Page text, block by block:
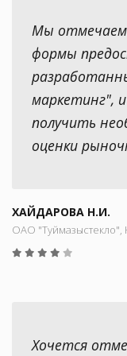
Мы отмечаем
формы
маркетинг",
получить
оценки
ХАЙДАРОВА Н.И.
ОАО "Туймазыстекло",
Хочется